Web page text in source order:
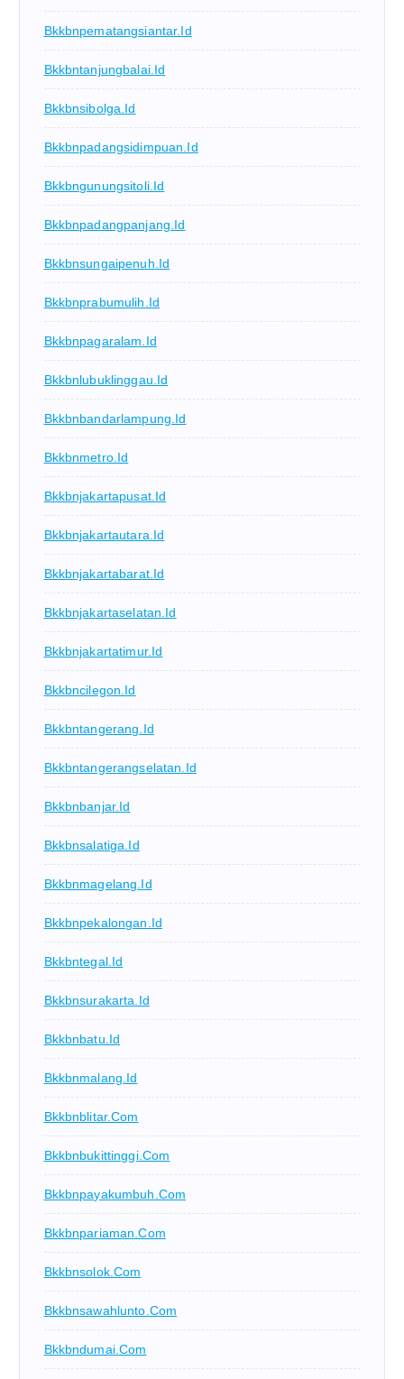
Bkkbnpematangsiantar.id
Bkkbntanjungbalai.id
Bkkbnsibolga.id
Bkkbnpadangsidimpuan.id
Bkkbngunungsitoli.id
Bkkbnpadangpanjang.id
Bkkbnsungaipenuh.id
Bkkbnprabumulih.id
Bkkbnpagaralam.id
Bkkbnlubuklinggau.id
Bkkbnbandarlampung.id
Bkkbnmetro.id
Bkkbnjakartapusat.id
Bkkbnjakartautara.id
Bkkbnjakartabarat.id
Bkkbnjakartaselatan.id
Bkkbnjakartatimur.id
Bkkbncilegon.id
Bkkbntangerang.id
Bkkbntangerangselatan.id
Bkkbnbanjar.id
Bkkbnsalatiga.id
Bkkbnmagelang.id
Bkkbnpekalongan.id
Bkkbntegal.id
Bkkbnsurakarta.id
Bkkbnbatu.id
Bkkbnmalang.id
Bkkbnblitar.com
Bkkbnbukittinggi.com
Bkkbnpayakumbuh.com
Bkkbnpariaman.com
Bkkbnsolok.com
Bkkbnsawahlunto.com
Bkkbndumai.com